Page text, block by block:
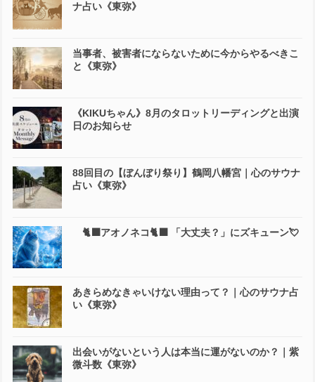
ナ占い《東弥》
当事者、被害者にならないために今からやるべきこ
と《東弥》
《KIKUちゃん》8月のタロットリーディングと出演
日のお知らせ
88回目の【ぼんぼり祭り】鶴岡八幡宮｜心のサウナ
占い《東弥》
🐈‍⬛アオノネコ🐈‍⬛ 「大丈夫？」にズキューン💘
あきらめなきゃいけない理由って？｜心のサウナ占
い《東弥》
出会いがないという人は本当に運がないのか？｜紫
微斗数《東弥》